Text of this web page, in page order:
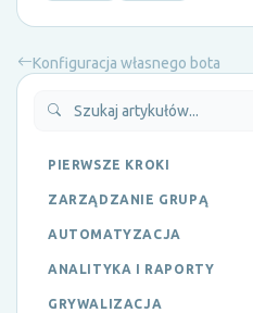
Konfiguracja własnego bota
PIERWSZE KROKI
ZARZĄDZANIE GRUPĄ
AUTOMATYZACJA
ANALITYKA I RAPORTY
GRYWALIZACJA